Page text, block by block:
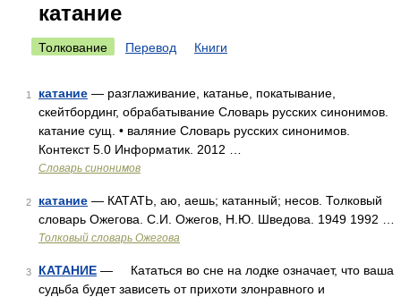
катание
Толкование Перевод Книги
1 катание — разглаживание, катанье, покатывание,
скейтбординг, обрабатывание Словарь русских синонимов.
катание сущ. • валяние Словарь русских синонимов.
Контекст 5.0 Информатик. 2012 …
Словарь синонимов
2 катание — КАТАТЬ, аю, аешь; катанный; несов. Толковый
словарь Ожегова. С.И. Ожегов, Н.Ю. Шведова. 1949 1992 …
Толковый словарь Ожегова
3 КАТАНИЕ — Кататься во сне на лодке означает, что ваша
судьба будет зависеть от прихоти злонравного и